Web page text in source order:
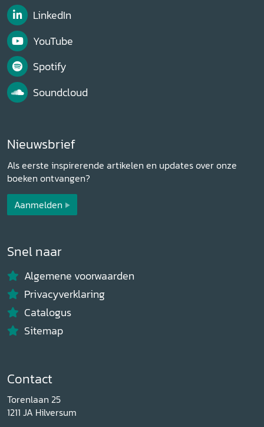
LinkedIn
YouTube
Spotify
Soundcloud
Nieuwsbrief
Als eerste inspirerende artikelen en updates over onze
boeken ontvangen?
Aanmelden
Snel naar
Algemene voorwaarden
Privacyverklaring
Catalogus
Sitemap
Contact
Torenlaan 25
1211 JA Hilversum